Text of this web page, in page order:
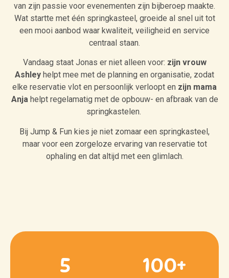
van zijn passie voor evenementen zijn bijberoep maakte.
Wat startte met één springkasteel, groeide al snel uit tot
een mooi aanbod waar kwaliteit, veiligheid en service
centraal staan.
Vandaag staat Jonas er niet alleen voor: zijn vrouw
Ashley helpt mee met de planning en organisatie, zodat
elke reservatie vlot en persoonlijk verloopt en zijn mama
Anjahelpt regelamatig met de opbouw- en afbraak van de
springkastelen.
Bij Jump & Fun kies je niet zomaar een springkasteel,
maar voor een zorgeloze ervaring van reservatie tot
ophaling en dat altijd met een glimlach.
5 100+